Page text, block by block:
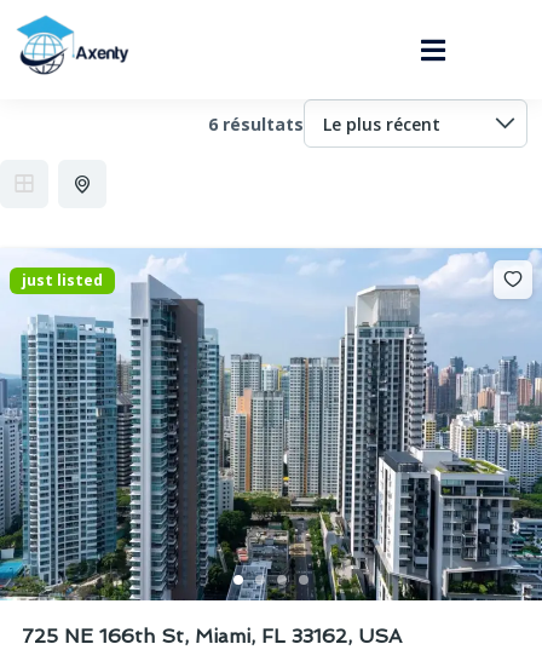
6 résultats
just listed
725 NE 166th St, Miami, FL 33162, USA